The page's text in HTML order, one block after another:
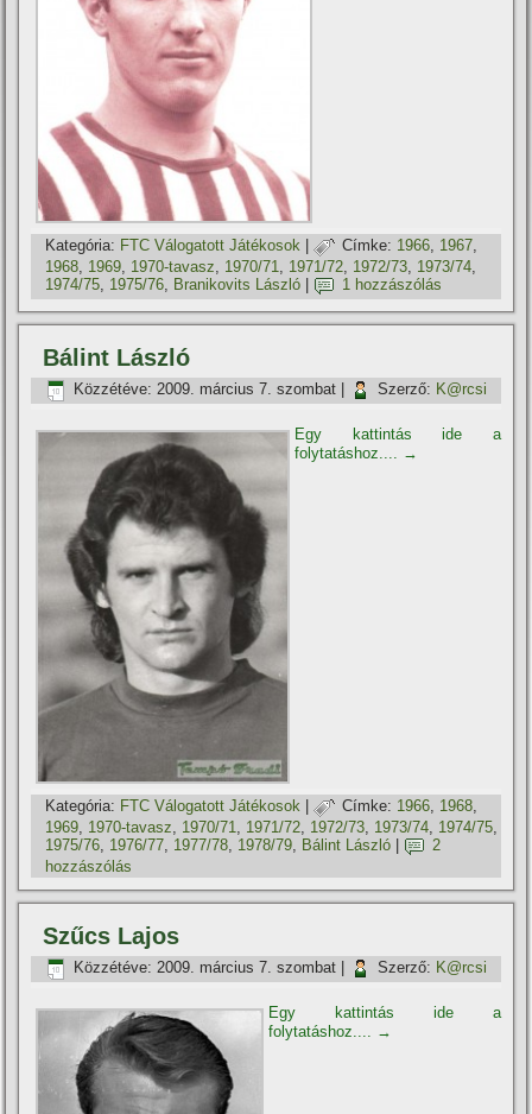
Kategória: FTC Válogatott Játékosok | Címke: 1966, 1967,
1968 1969 1970-tavasz 1970/71 1971/72 1972/73 1973/74
1974/75, 1975/76, Branikovits László 1 hozzászólás
Bálint László
Közzétéve: 2009. március 7. szombat Szerző: K@rcsi
Egy kattintás ide a
folytatáshoz....
→
Kategória: FTC Válogatott Játékosok | Címke: 1966, 1968,
1969 1970-tavasz 1970/71 1971/72 1972/73 1973/74 1974/75
1975/76, 1976/77, 1977/78, 1978/79, Bálint László
2
hozzászólás
Szűcs Lajos
Közzétéve: 2009. március 7. szombat Szerző: K@rcsi
Egy kattintás ide a
folytatáshoz....
→